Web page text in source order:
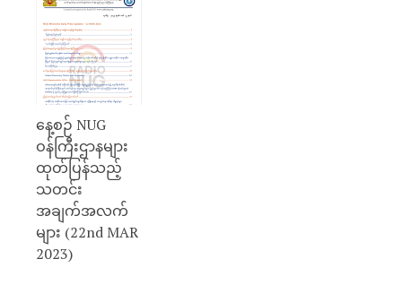
နေ့စဉ် NUG
ဝန်ကြီးဌာနများ
ထုတ်ပြန်သည့်
သတင်း
အချက်အလက်
များ (22nd MAR
2023)